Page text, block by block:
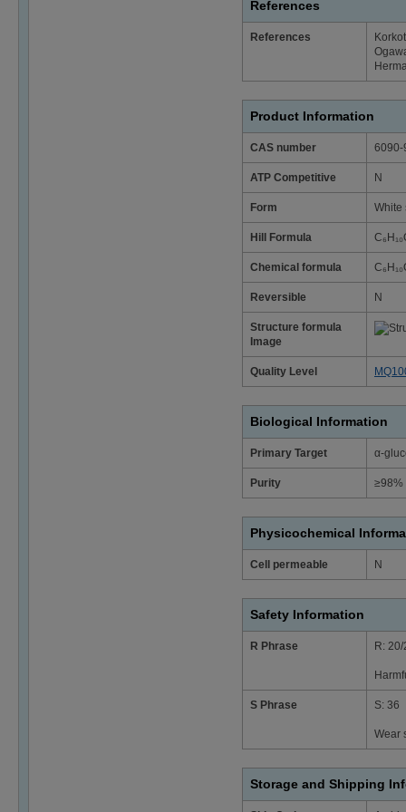
References
References
Product Information
CAS number 6090-
ATP Competitive N
Form White
Hill Formula
Chemical formula
Reversible N
Structure formula
Image
Quality Level
Biological Information
Primary Target α-
Purity ≥98%
Physicochemical
Cell permeable N
Safety Information
R Phrase R:
S Phrase S: 36
Wear
Storage and Shipping